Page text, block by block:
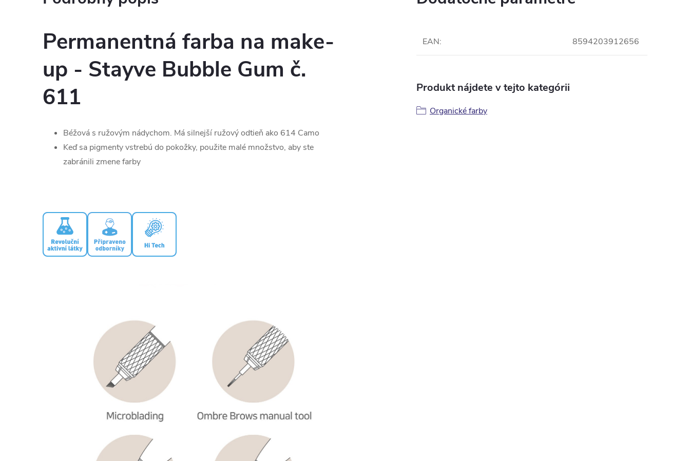
Permanentná farba na make-
up - Stayve Bubble Gum č.
611
Béžová s ružovým nádychom. Má silnejší ružový odtieň ako 614 Camo
Keď sa pigmenty vstrebú do pokožky, použite malé množstvo, aby ste
zabránili zmene farby
EAN: 8594203912656
Produkt nájdete v tejto kategórii
Organické farby